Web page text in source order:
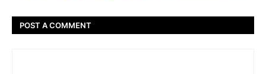
POST A COMMENT